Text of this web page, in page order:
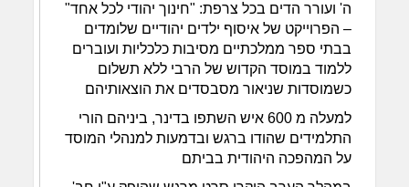
ה' ועורר הדים בכל צרפת: "חינוך יהודי לכל אחד"
– הפרוייקט של איסוף ילדים יהודיים שלומדים
בבתי ספר ממלכתיים מסיבות כלכליות ועוברים
ללמוד במוסד הקדוש של הרבי ללא תשלום
כשמוסדות שניאור מסבסדים את הוצאותיהם
למעלה מ 600 איש השתפו בדינר, ביניהם הורי
התלמידים שהודו ברגש ובדמעות למנהלי המוסד
על המהפכה היהודית בביתם